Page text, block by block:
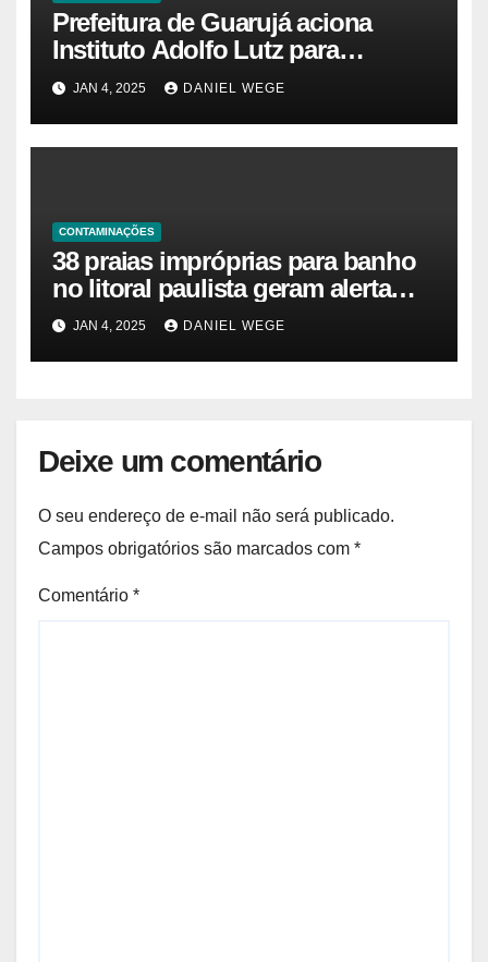
Prefeitura de Guarujá aciona
Instituto Adolfo Lutz para
identificar causas da virose em
moradores e turistas – Notícias
das Praias
JAN 4, 2025 DANIEL WEGE
CONTAMINAÇÕES
38 praias impróprias para banho
no litoral paulista geram alerta
ambiental e de saúde pública
JAN 4, 2025 DANIEL WEGE
Deixe um comentário
O seu endereço de e-mail não será publicado.
Campos obrigatórios são marcados com *
Comentário *